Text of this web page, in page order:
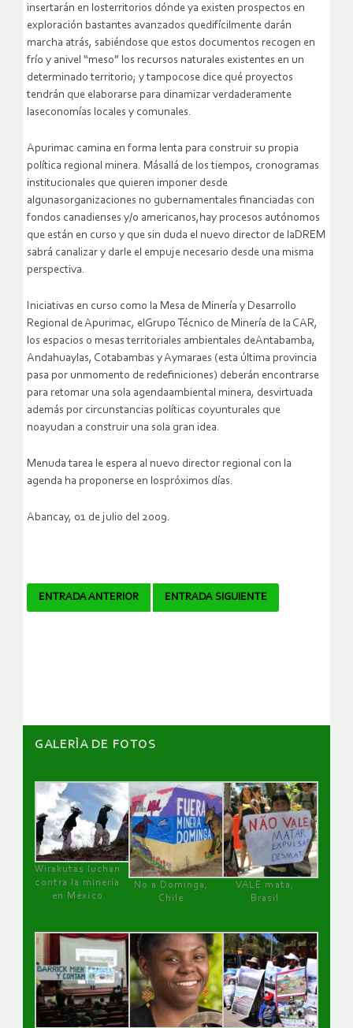
insertarán en losterritorios dónde ya existen prospectos en
exploración bastantes avanzados quedifícilmente darán
marcha atrás, sabiéndose que estos documentos recogen en
frío y anivel “meso” los recursos naturales existentes en un
determinado territorio; y tampocose dice qué proyectos
tendrán que elaborarse para dinamizar verdaderamente
laseconomías locales y comunales.
Apurimac camina en forma lenta para construir su propia
política regional minera. Másallá de los tiempos, cronogramas
institucionales que quieren imponer desde
algunasorganizaciones no gubernamentales financiadas con
fondos canadienses y/o americanos,hay procesos autónomos
que están en curso y que sin duda el nuevo director de laDREM
sabrá canalizar y darle el empuje necesario desde una misma
perspectiva.
Iniciativas en curso como la Mesa de Minería y Desarrollo
Regional de Apurimac, elGrupo Técnico de Minería de la CAR,
los espacios o mesas territoriales ambientales deAntabamba,
Andahuaylas, Cotabambas y Aymaraes (esta última provincia
pasa por unmomento de redefiniciones) deberán encontrarse
para retomar una sola agendaambiental minera, desvirtuada
además por circunstancias políticas coyunturales que
noayudan a construir una sola gran idea.
Menuda tarea le espera al nuevo director regional con la
agenda ha proponerse en lospróximos días.
Abancay, 01 de julio del 2009.
Navegador
ENTRADA ANTERIOR ENTRADA SIGUIENTE
GALERÌA DE FOTOS
Wirakutas luchan
contra la minería
en México
No a Dominga,
Chile
VALE mata,
Brasil